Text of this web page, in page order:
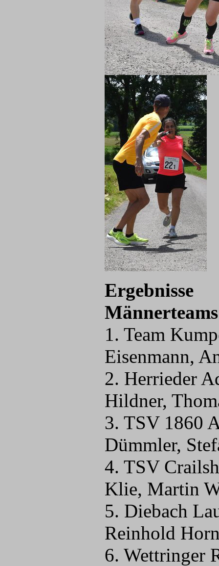
Ergebnisse
1. Team
Eisenmann,
2. Herrieder
Hildner,
3. TSV 1860
Dümmler,
4. TSV
Klie, Martin
5. Diebach
Reinhold
6. Wettringer